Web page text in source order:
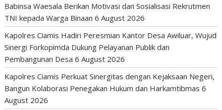
Babinsa Waesala Berikan Motivasi dan Sosialisasi Rekrutmen
TNI kepada Warga Binaan 6 August 2026
Kapolres Ciamis Hadiri Peresmian Kantor Desa Awiluar, Wujud
Sinergi Forkopimda Dukung Pelayanan Publik dan
Pembangunan Desa 6 August 2026
Kapolres Ciamis Perkuat Sinergitas dengan Kejaksaan Negeri,
Bangun Kolaborasi Penegakan Hukum dan Harkamtibmas 6
August 2026